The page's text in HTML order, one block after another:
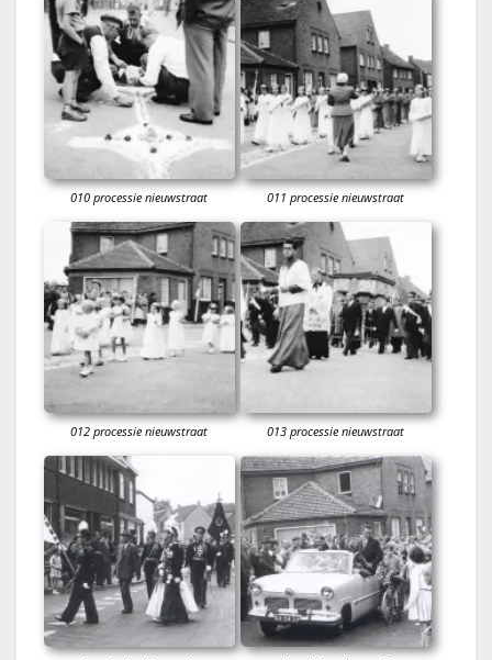
010 processie nieuwstraat 011 processie nieuwstraat
012 processie nieuwstraat 013 processie nieuwstraat